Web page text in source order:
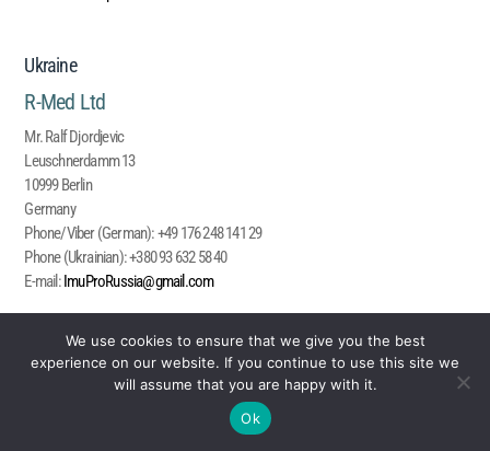
Ukraine
R-Med Ltd
Mr. Ralf Djordjevic
Leuschnerdamm 13
10999 Berlin
Germany
Phone/Viber (German):+49 176 248 141 29
Phone (Ukrainian):+380 93 632 58 40
E-mail: ImuProRussia@gmail.com
United States
Immufood INC
We use cookies to ensure that we give you the best
experience on our website. If you continue to use this site we
will assume that you are happy with it.
Ok